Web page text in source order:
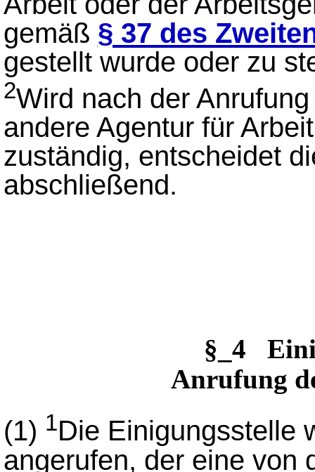
gemäß § 37 des
gestellt wurde oder zu
2Wird nach der
andere Agentur für
zuständig, entscheidet
abschließend.
§_4
Anrufung
(1) 1Die Einigungsstelle
angerufen, der eine von